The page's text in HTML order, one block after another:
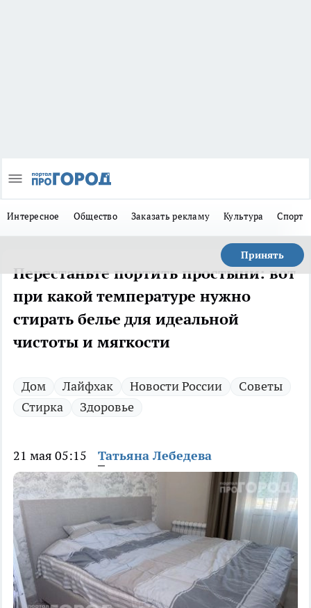
Интересное Общество Заказать рекламу Культура Спорт
Принять
Перестаньте портить простыни: вот
при какой температуре нужно
стирать белье для идеальной
чистоты и мягкости
Дом Лайфхак Новости России
Советы
Стирка
Здоровье
21 мая 05:15 Татьяна Лебедева